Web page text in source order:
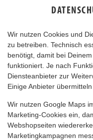
Wir nutzen Cookies und
zu betreiben. Technisch
benötigt, damit bei
funktioniert. Je nach
Diensteanbieter zur
Einige Anbieter
Wir nutzen Google Maps
Marketing-Cookies ein,
Webshopseiten
Marketingkampagnen